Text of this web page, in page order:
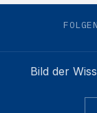
Bild der